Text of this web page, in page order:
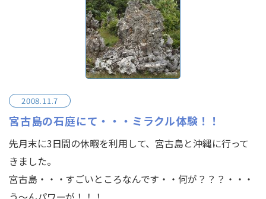
2008.11.7
宮古島の石庭にて・・・ミラクル体験！！
先月末に3日間の休暇を利用して、宮古島と沖縄に行って
きました。
宮古島・・・すごいところなんです・・何が？？？・・・